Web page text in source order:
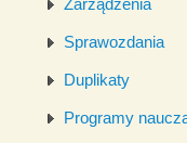
Zarządzenia
Sprawozdania
Duplikaty
Programy